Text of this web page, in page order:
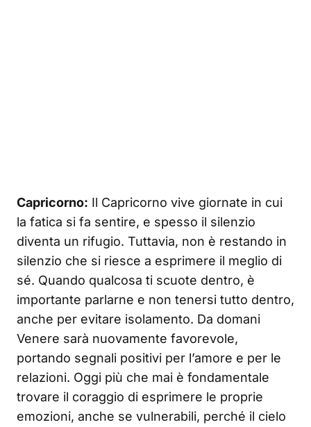
Capricorno: Il Capricorno vive giornate in cui
la fatica si fa sentire, e spesso il silenzio
diventa un rifugio. Tuttavia, non è restando in
silenzio che si riesce a esprimere il meglio di
sé. Quando qualcosa ti scuote dentro, è
importante parlarne e non tenersi tutto dentro,
anche per evitare isolamento. Da domani
Venere sarà nuovamente favorevole,
portando segnali positivi per l’amore e per le
relazioni. Oggi più che mai è fondamentale
trovare il coraggio di esprimere le proprie
emozioni, anche se vulnerabili, perché il cielo